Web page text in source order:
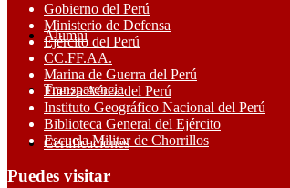
Alumni
Transparencia
Certificaciones
Gobierno del Perú
Ministerio de Defensa
Ejército del Perú
CC.FF.AA.
Marina de Guerra del Perú
Fuerza Aérea del Perú
Instituto Geográfico Nacional del Perú
Biblioteca General del Ejército
Escuela Militar de Chorrillos
Puedes visitar